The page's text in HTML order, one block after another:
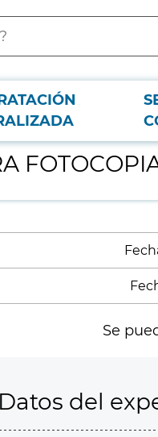
Se
Datos del